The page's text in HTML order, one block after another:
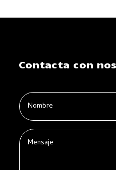
Contacta con